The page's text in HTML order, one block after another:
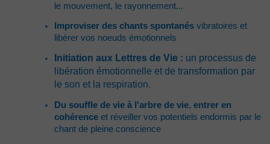
le mouvement, le rayonnement...
Improviser des chants spontanés vibratoires et
libérer vos noeuds émotionnels
Initiation aux Lettres de Vie : un processus de
libération émotionnelle et de transformation par
le son et la respiration.
Du souffle de vie à l'arbre de vie, entrer en
cohérence et réveiller vos potentiels endormis par le
chant de pleine conscience